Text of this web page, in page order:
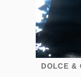
DOLCE &